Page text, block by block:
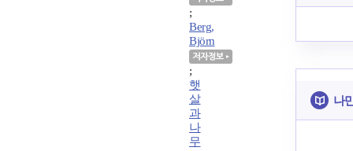
;
Berg,
Björn
;
햇
살
과
나
무
나